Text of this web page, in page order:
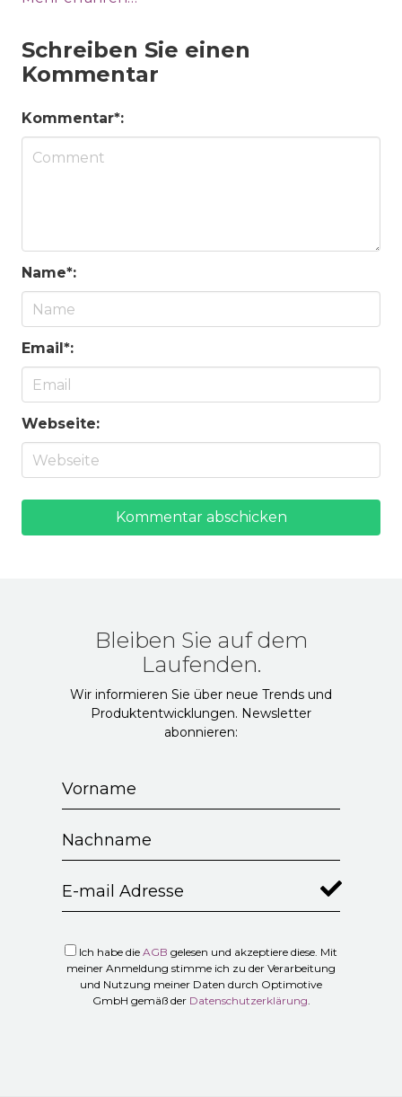
Schreiben Sie einen
Kommentar
Kommentar*:
Name*:
Email*:
Webseite:
Kommentar abschicken
Bleiben Sie auf dem
Laufenden.
Wir informieren Sie über neue Trends und
Produktentwicklungen. Newsletter
abonnieren:
Ich habe die AGB gelesen und akzeptiere diese. Mit
meiner Anmeldung stimme ich zu der Verarbeitung
und Nutzung meiner Daten durch Optimotive
GmbH gemäß der Datenschutzerklärung.